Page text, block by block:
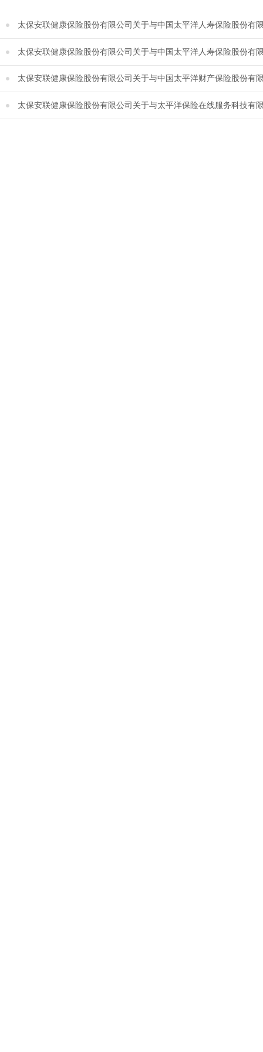
太保安联健康保险股份有限公司关于与中国太平洋人寿保险股份有
太保安联健康保险股份有限公司关于与中国太平洋人寿保险股份有
太保安联健康保险股份有限公司关于与中国太平洋财产保险股份有
太保安联健康保险股份有限公司关于与太平洋保险在线服务科技有